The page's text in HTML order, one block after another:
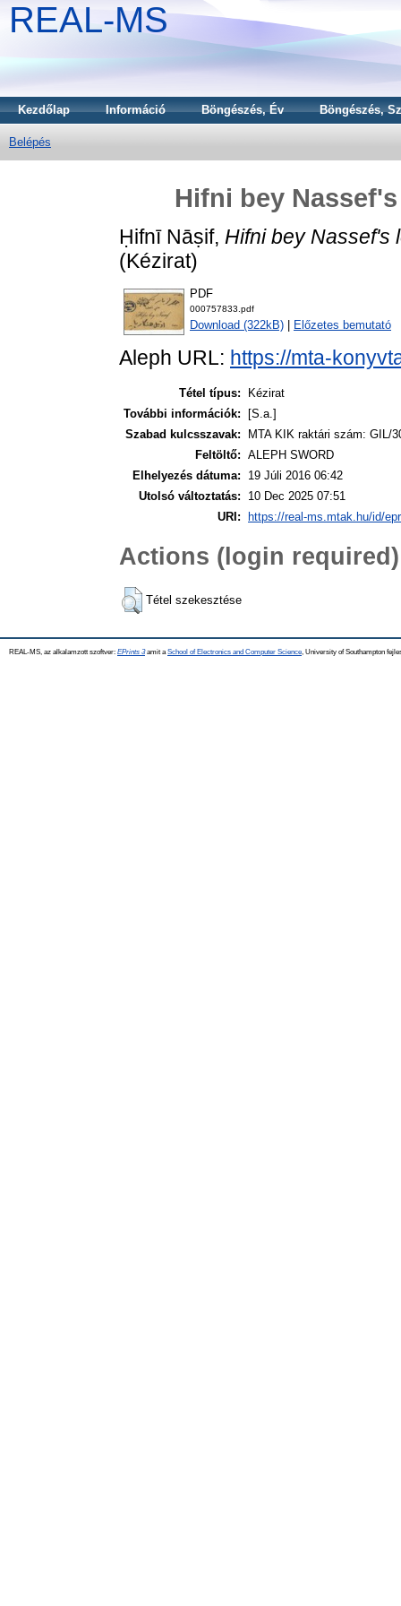
REAL-MS
Kezdőlap Információ Böngészés, Év Böngészés,
Belépés
Hifni bey
Ḥifnī Nāṣif, Hifni bey Nassef's
(Kézirat)
PDF
000757833.pdf
Download (322kB) Előzetes bemutató
Aleph URL: https://mta-
Tétel típus:
Kézirat
További információk:
[S.a.]
Szabad kulcsszavak:
MTA KIK raktári szám: GIL/
Feltöltő: ALEPH SWORD
Elhelyezés dátuma:
19 Júli 2016 06:42
Utolsó változtatás:
10 Dec 2025 07:51
URI:
https://real-ms.mtak.hu/id/
Actions (login required)
Tétel szekesztése
REAL-MS, az alkalamzott szoftver: EPrints 3amit a School of Electronics and Computer Science , University of Southampton